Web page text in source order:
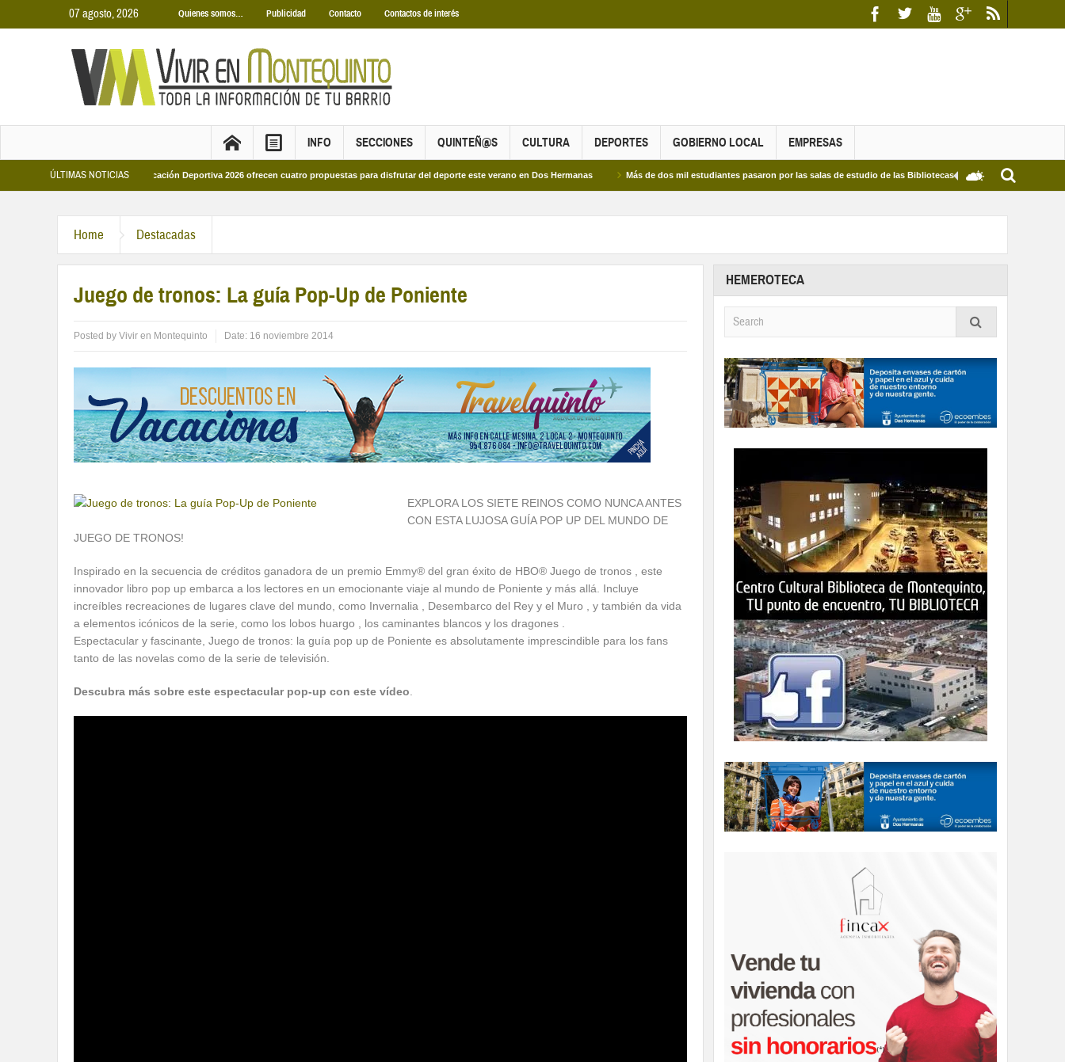
07 agosto, 2026 Quienes somos… Publicidad Contacto Contactos de interés
INFO SECCIONES QUINTEÑ@S CULTURA DEPORTES GOBIERNO LOCAL EMPRESAS
ÚLTIMAS NOTICIAS
Los Campus de Tecnificación Deportiva 2026 ofrecen cuatro propuestas para disfrutar del deporte este verano en Dos Hermanas Más de dos mil estudiantes pasaron por las salas de estudio de las Bibliotecas Municipales y del Edificio Bécquer
Home Destacadas
Juego de tronos: La guía Pop-Up de Poniente
Posted by Vivir en Montequinto Date: 16 noviembre 2014
EXPLORA LOS SIETE REINOS COMO NUNCA ANTES
CON ESTA LUJOSA GUÍA POP UP DEL MUNDO DE
JUEGO DE TRONOS!
Inspirado en la secuencia de créditos ganadora de un premio Emmy® del gran éxito de HBO® Juego de tronos , este
innovador libro pop up embarca a los lectores en un emocionante viaje al mundo de Poniente y más allá. Incluye
increíbles recreaciones de lugares clave del mundo, como Invernalia , Desembarco del Rey y el Muro , y también da vida
a elementos icónicos de la serie, como los lobos huargo , los caminantes blancos y los dragones .
Espectacular y fascinante, Juego de tronos: la guía pop up de Poniente es absolutamente imprescindible para los fans
tanto de las novelas como de la serie de televisión.
Descubra más sobre este espectacular pop-up con este vídeo
HEMEROTECA